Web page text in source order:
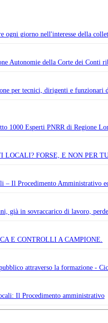
ogni giorno nell'interesse della
Autonomie della Corte dei Conti
per tecnici, dirigenti e funzionari
1000 Esperti PNRR di Regione
FORSE, E NON PER
– Il Procedimento Amministrativo
già in sovraccarico di lavoro,
E CONTROLLI A CAMPIONE.
attraverso la formazione -
Il Procedimento amministrativo